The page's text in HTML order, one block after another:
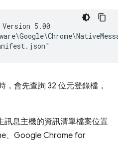
5.00
會先查詢 32 位元登錄檔，
訊息主機的資訊清單檔案位置
、Google Chrome for